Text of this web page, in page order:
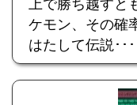
上で勝ち越す
ケモン、その確
はたして伝説･･･